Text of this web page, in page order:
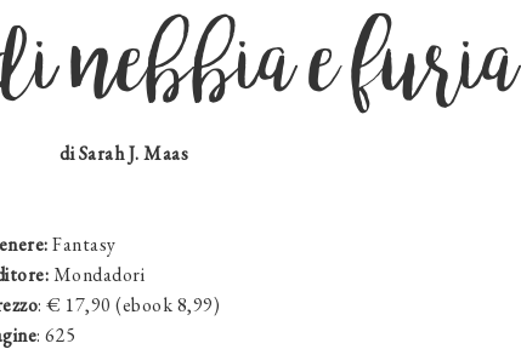
nebbia e furia
di Sarah J. Maas
Fantasy
Mondadori
: € 17,90 (ebook 8,99)
: 625